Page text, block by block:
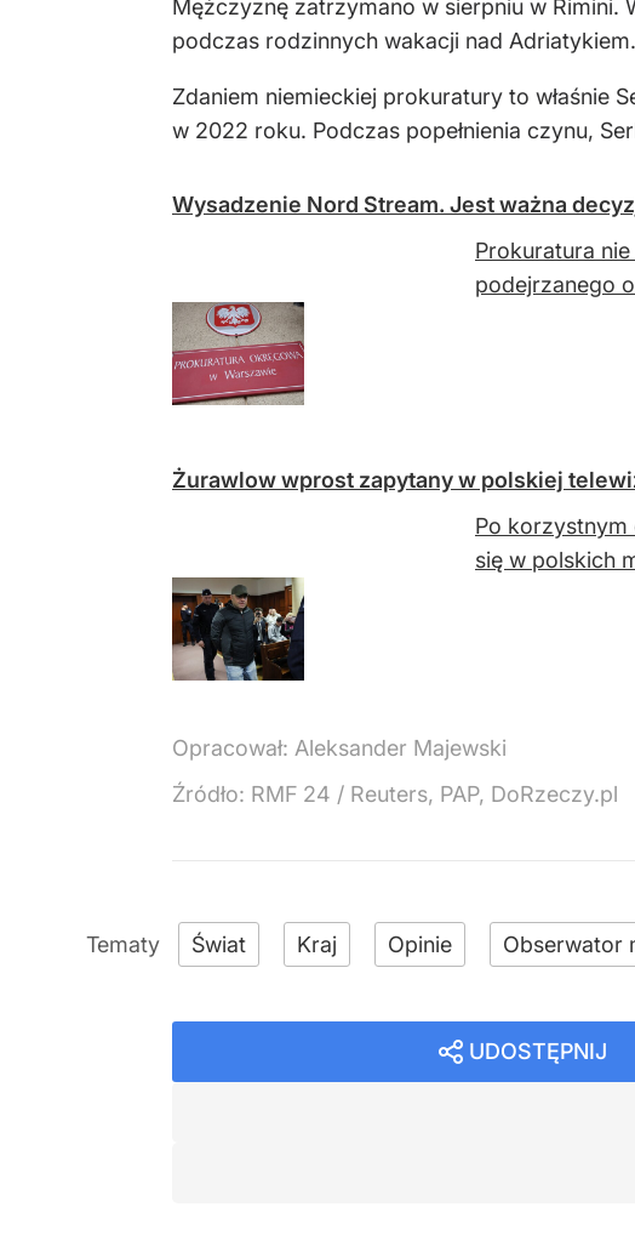
Mężczyznę zatrzymano w sierpniu w Rimini.
podczas rodzinnych wakacji nad Adriatykiem.
Zdaniem niemieckiej prokuratury to właśnie
w 2022 roku. Podczas popełnienia czynu,
Wysadzenie Nord Stream. Jest ważna
Prokuratura
podejrzanego
Żurawlow wprost zapytany w polskiej
Po korzystnym
się w polskich
Opracował: Aleksander Majewski
Źródło: RMF 24 / Reuters, PAP, DoRzeczy.pl
Świat Kraj Opinie Obserwator
UDOSTĘPNIJ